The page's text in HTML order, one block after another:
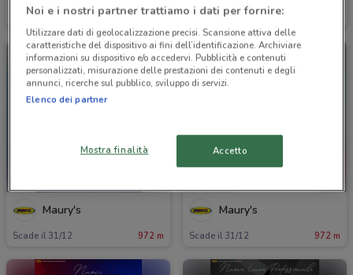
Scade venerdì 972 m Scade oggi
Maury's
Scade il 31/12 972 m
Maury's
Scade il 31/12 972 m
Noi e i nostri partner trattiamo i dati per fornire:
Utilizzare dati di geolocalizzazione precisi. Scansione attiva delle
caratteristiche del dispositivo ai fini dell’identificazione. Archiviare
informazioni su dispositivo e/o accedervi. Pubblicità e contenuti
personalizzati, misurazione delle prestazioni dei contenuti e degli
annunci, ricerche sul pubblico, sviluppo di servizi.
Elenco dei partner
Mostra finalità Accetto